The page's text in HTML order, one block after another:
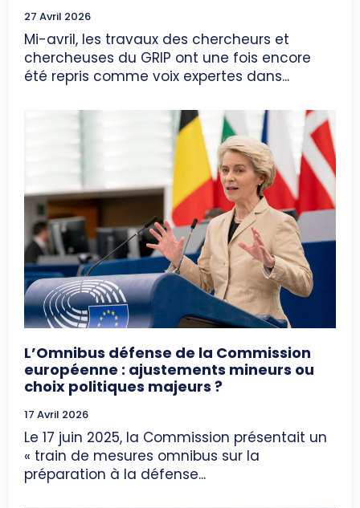
27 Avril 2026
Mi-avril, les travaux des chercheurs et
chercheuses du GRIP ont une fois encore
été repris comme voix expertes dans...
L’Omnibus défense de la Commission
européenne : ajustements mineurs ou
choix politiques majeurs ?
17 Avril 2026
Le 17 juin 2025, la Commission présentait un
« train de mesures omnibus sur la
préparation à la défense...